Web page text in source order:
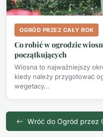
OGRÓD PRZEZ CAŁY ROK
Co robić w ogrodzie
początkujących
Wiosna to najważniejszy
kiedy należy przygotować
wegetacy…
Wróć do Ogród przez